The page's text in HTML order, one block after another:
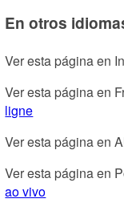
En otros
Ver esta página en
Ver esta página en
ligne
Ver esta página en
Ver esta página en
ao vivo